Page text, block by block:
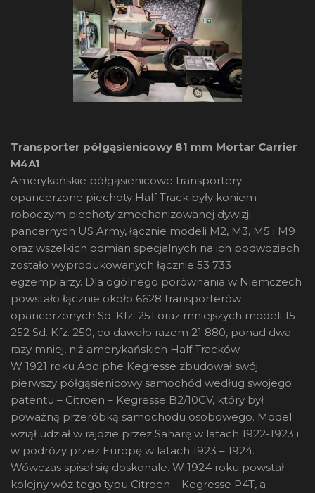
Transporter półgąsienicowy 81 mm Mortar Carrier
M4A1
Amerykańskie półgąsienicowe transportery
opancerzone piechoty Half Track były koniem
roboczym piechoty zmechanizowanej dywizji
pancernych US Army, łącznie modeli M2, M3, M5 i M9
oraz wszelkich odmian specjalnych na ich podwoziach
zostało wyprodukowanych łącznie 53 733
egzemplarzy. Dla ogólnego porównania w Niemczech
powstało łącznie około 6628 transporterów
opancerzonych Sd. Kfz. 251 oraz mniejszych modeli 15
252 Sd. Kfz. 250, co dawało razem 21 880, ponad dwa
razy mniej, niż amerykańskich Half Tracków.
W 1921 roku Adolphe Kegresse zbudował swój
pierwszy półgąsienicowy samochód według swojego
patentu – Citroen – Kegresse B2/10CV, który był
poważną przeróbką samochodu osobowego. Model
wziął udział w rajdzie przez Saharę w latach 1922-1923 i
w podróży przez Europę w latach 1923 – 1924.
Wówczas spisał się doskonale. W 1924 roku powstał
kolejny wóz tego typu Citroen – Kegresse P4T, a